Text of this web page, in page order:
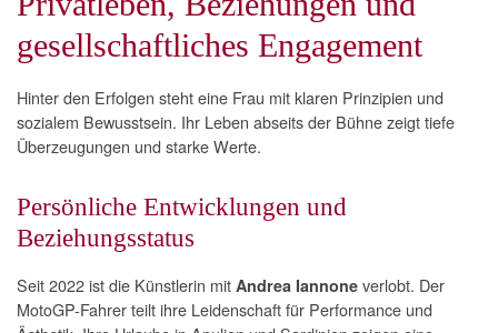
gesellschaftliches Engagement
Hinter den Erfolgen steht eine Frau mit klaren Prinzipien und
sozialem Bewusstsein. Ihr Leben abseits der Bühne zeigt tiefe
Überzeugungen und starke Werte.
Persönliche Entwicklungen und
Beziehungsstatus
Seit 2022 ist die Künstlerin mit Andrea Iannone verlobt. Der
MotoGP-Fahrer teilt ihre Leidenschaft für Performance und